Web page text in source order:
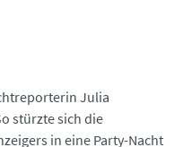
Julia
stürzte sich die
in eine Party-Nacht